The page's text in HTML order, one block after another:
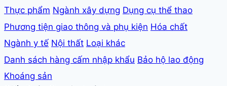
Thực phẩm Ngành xây dựng Dụng cụ thể thao
Phương tiện giao thông và phụ kiện Hóa chất
Ngành y tế Nội thất Loại khác
Danh sách hàng cấm nhập khẩu Bảo hộ lao động
Khoáng sản